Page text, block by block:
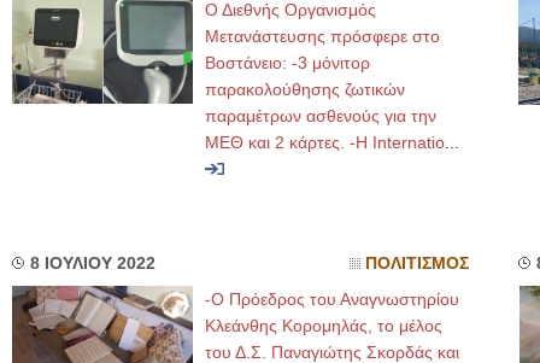
Ο Διεθνής Οργανισμός
Μετανάστευσης πρόσφερε στο
Βοστάνειο: -3 μόνιτορ
παρακολούθησης ζωτικών
παραμέτρων ασθενούς για την
ΜΕΘ και 2 κάρτες. -Η Internatio
8 ΙΟΥΛΙΟΥ 2022 ΠΟΛΙΤΙΣΜΟΣ
-Ο Πρόεδρος του Αναγνωστηρίου
Κλεάνθης Κορομηλάς, το μέλος
του Δ.Σ. Παναγιώτης Σκορδάς και